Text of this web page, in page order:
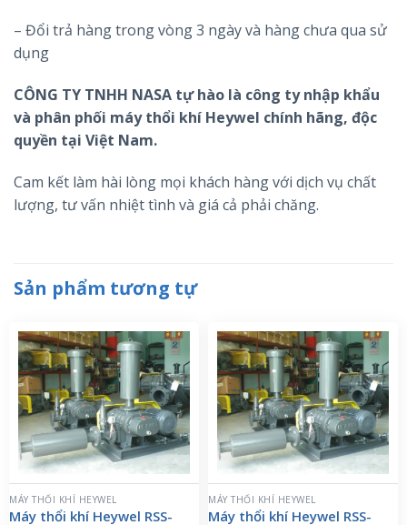
– Đổi trả hàng trong vòng 3 ngày và hàng chưa qua sử
dụng
CÔNG TY TNHH NASA tự hào là công tynhập khẩu
và phân phối máy thổi khí Heywel chính hãng, độc
quyền tại Việt Nam.
Cam kết làm hài lòng mọi khách hàng với dịch vụ chất
lượng, tư vấn nhiệt tình và giá cả phải chăng.
Sản phẩm tương tự
MÁY THỔI KHÍ HEYWEL
Máy thổi khí Heywel RSS-
MÁY THỔI KHÍ HEYWEL
Máy thổi khí Heywel RSS-